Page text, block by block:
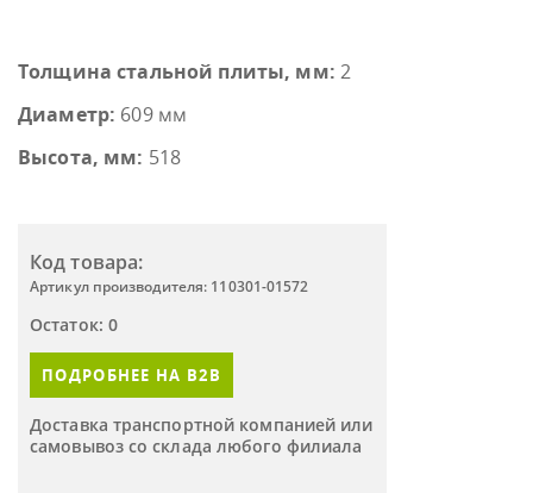
Толщина стальной плиты, мм: 2
Диаметр: 609 мм
Высота, мм: 518
Код товара:
Артикул производителя: 110301-01572
Остаток: 0
ПОДРОБНЕЕ НА B2B
Доставка транспортной компанией или
самовывоз со склада любого филиала